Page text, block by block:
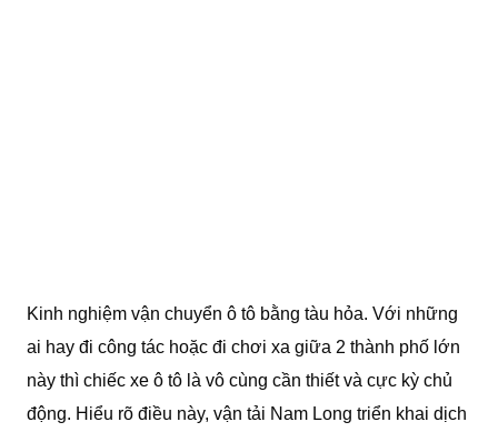
Kinh nghiệm vận chuyển ô tô bằng tàu hỏa. Với những
ai hay đi công tác hoặc đi chơi xa giữa 2 thành phố lớn
này thì chiếc xe ô tô là vô cùng cần thiết và cực kỳ chủ
động. Hiểu rõ điều này, vận tải Nam Long triển khai dịch